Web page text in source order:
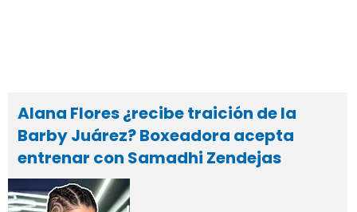
Alana Flores ¿recibe traición de la
Barby Juárez? Boxeadora acepta
entrenar con Samadhi Zendejas